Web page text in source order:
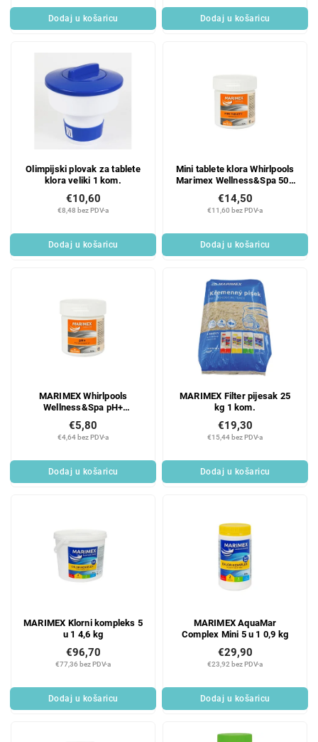
Dodaj u košaricu Dodaj u košaricu
Olimpijski plovak za tablete
klora veliki 1 kom.
€8,48 bez PDV-a
€10,60
Dodaj u košaricu
Mini tablete klora Whirlpools
Marimex Wellness&Spa 500
g 1 kom.
€11,60 bez PDV-a
€14,50
Dodaj u košaricu
MARIMEX Whirlpools
Wellness&Spa pH+
(povećanje pH) 400 g
€4,64 bez PDV-a
€5,80
Dodaj u košaricu
MARIMEX Filter pijesak 25
kg 1 kom.
€15,44 bez PDV-a
€19,30
Dodaj u košaricu
MARIMEX Klorni kompleks 5
u 1 4,6 kg
€77,36 bez PDV-a
€96,70
Dodaj u košaricu
MARIMEX AquaMar
Complex Mini 5 u 1 0,9 kg
€23,92 bez PDV-a
€29,90
Dodaj u košaricu